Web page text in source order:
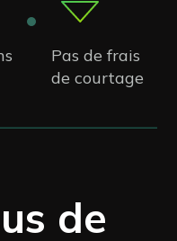
Pas de frais
de courtage
de